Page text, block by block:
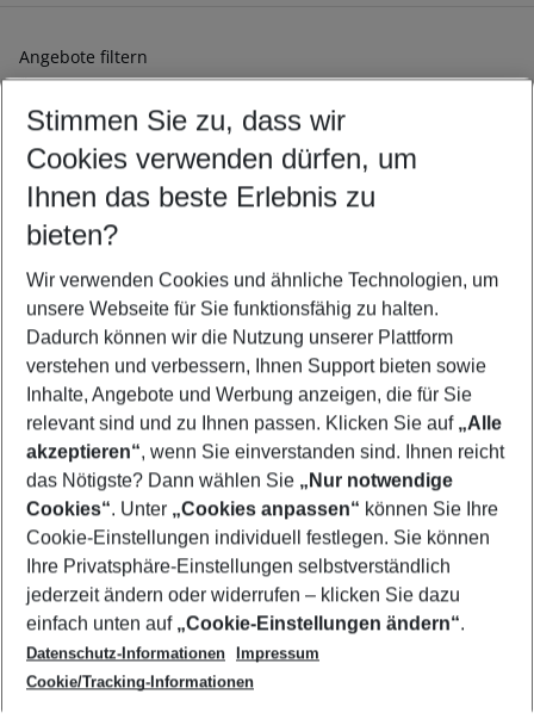
Angebote filtern
Ändern Sie Ihre Kriterien nach Ihren Wünschen
Abflughafen wählen
Beliebiger Abflughafen
Reisezeitraum wählen
08.08.26– 06.08.27 5-8 Nächte
2 Erwachsene Keine Kinder
Mehr Filter anzeigen
Footer
Footer navigation
Über uns
AGB
Cookie-Einstellungen ändern
Cookie-Richtlinie
Datenschutz
Service & Hilfe
Barrierefreies Reisen
Check-in
Folgen Sie uns
Stimmen Sie zu, dass wir
Cookies verwenden dürfen, um
Ihnen das beste Erlebnis zu
bieten?
Wir verwenden Cookies und ähnliche Technologien, um
unsere Webseite für Sie funktionsfähig zu halten.
Dadurch können wir die Nutzung unserer Plattform
verstehen und verbessern, Ihnen Support bieten sowie
Inhalte, Angebote und Werbung anzeigen, die für Sie
relevant sind und zu Ihnen passen. Klicken Sie auf „Alle
akzeptieren“, wenn Sie einverstanden sind. Ihnen reicht
das Nötigste? Dann wählen Sie „Nur notwendige
Cookies“. Unter „Cookies anpassen“ können Sie Ihre
Cookie-Einstellungen individuell festlegen. Sie können
Ihre Privatsphäre-Einstellungen selbstverständlich
jederzeit ändern oder widerrufen – klicken Sie dazu
einfach unten auf „Cookie-Einstellungen ändern“.
Datenschutz-Informationen
Impressum
Cookie/Tracking-Informationen